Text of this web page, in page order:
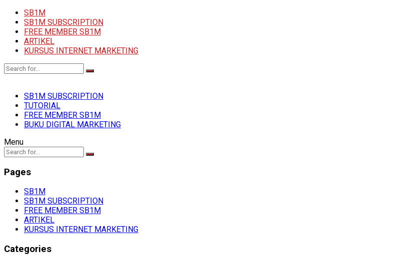
SB1M
SB1M SUBSCRIPTION
FREE MEMBER SB1M
ARTIKEL
KURSUS INTERNET MARKETING
SB1M SUBSCRIPTION
TUTORIAL
FREE MEMBER SB1M
BUKU DIGITAL MARKETING
Menu
Pages
SB1M
SB1M SUBSCRIPTION
FREE MEMBER SB1M
ARTIKEL
KURSUS INTERNET MARKETING
Categories